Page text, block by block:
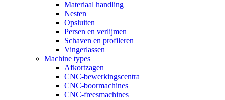
Materiaal handling
Nesten
Opsluiten
Persen en verlijmen
Schaven en profileren
Vingerlassen
Machine types
Afkortzagen
CNC-bewerkingscentra
CNC-boormachines
CNC-freesmachines